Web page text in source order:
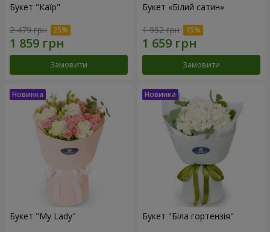
Букет "Каїр"
2 479 грн
Замовити
Букет «Білий сатин»
1 952 грн
Замовити
Букет "My Lady" Букет "Біла гортензія"